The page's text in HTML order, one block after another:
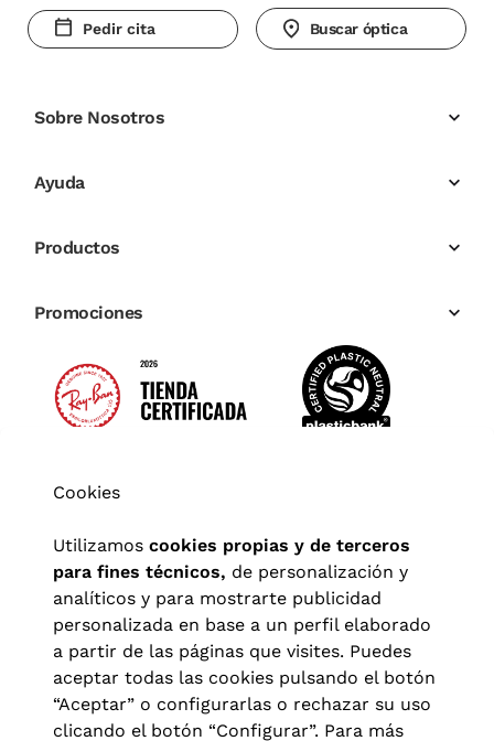
Pedir cita Buscar óptica
Sobre Nosotros
Ayuda
Productos
Promociones
Cookies
Utilizamos cookies propias y de terceros
para fines técnicos, de personalización y
analíticos y para mostrarte publicidad
personalizada en base a un perfil elaborado
a partir de las páginas que visites. Puedes
aceptar todas las cookies pulsando el botón
“Aceptar” o configurarlas o rechazar su uso
clicando el botón “Configurar”. Para más